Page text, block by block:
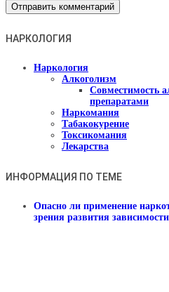
НАРКОЛОГИЯ
Наркология
Алкоголизм
Совместимость
препаратами
Наркомания
Табакокурение
Токсикомания
Лекарства
ИНФОРМАЦИЯ ПО ТЕМЕ
Опасно ли применение
зрения развития зависимости